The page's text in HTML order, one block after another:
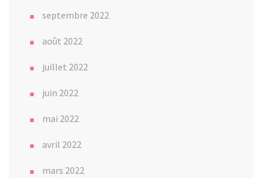
septembre 2022
août 2022
juillet 2022
juin 2022
mai 2022
avril 2022
mars 2022